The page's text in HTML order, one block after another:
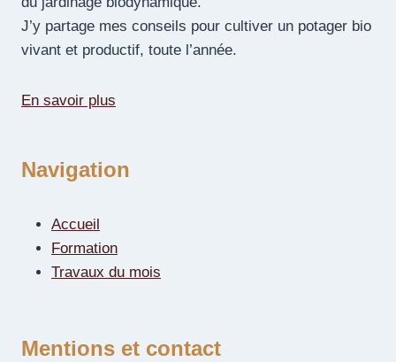
J’y partage mes conseils pour cultiver un potager bio
vivant et productif, toute l’année.
En savoir plus
Navigation
Accueil
Formation
Travaux du mois
Mentions et contact